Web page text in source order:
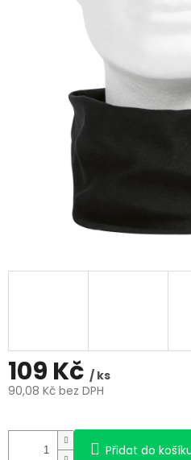
109 Kč / ks
90,08 Kč bez DPH
cena:
Přidat do